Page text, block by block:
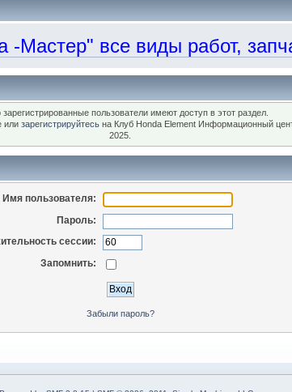
все виды работ,
зарегистрированные пользователи имеют доступ в этот раздел.
илизарегистрируйтесь на Клуб Honda Element Информационный
2025.
Имя пользователя:
Пароль:
сессии:
Запомнить:
Забыли пароль?